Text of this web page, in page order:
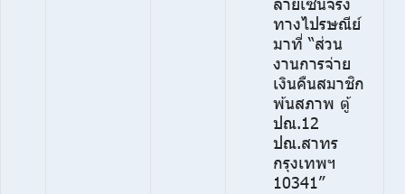
ทางไปรษณีย์
มาที่ “ส่วน
งานการจ่าย
เงินคืนสมาชิก
พ้นสภาพ ตู้
ปณ.12
ปณ.สาทร
กรุงเทพฯ
10341”